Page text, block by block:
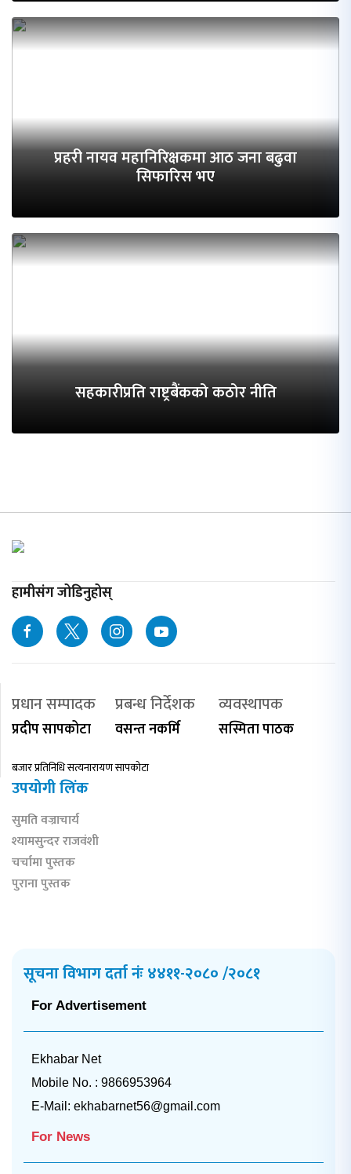
प्रहरी नायव महानिरिक्षकमा आठ जना बढुवा
सिफारिस भए
सहकारीप्रति राष्ट्रबैंकको कठोर नीति
हामीसंग जोडिनुहोस्
प्रधान सम्पादक
प्रदीप सापकोटा
प्रबन्ध निर्देशक
वसन्त नकर्मि
व्यवस्थापक
सस्मिता पाठक
बजार प्रतिनिधि सत्यनारायण सापकोटा
उपयोगी लिंक
सुमति वज्राचार्य
श्यामसुन्दर राजवंशी
चर्चामा पुस्तक
पुराना पुस्तक
सूचना विभाग दर्ता नंः ४४११-२०८० /२०८१
For Advertisement
Ekhabar Net
Mobile No. : 9866953964
E-Mail: ekhabarnet56@gmail.com
For News